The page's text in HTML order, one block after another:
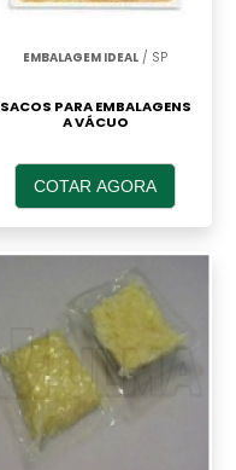
EMBALAGEM IDEAL / SP
SACOS PARA EMBALAGENS
A VÁCUO
COTAR AGORA